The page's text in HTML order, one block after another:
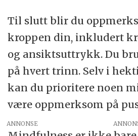
Til slutt blir du
kroppen din, inkludert
og ansiktsuttrykk. Du
på hvert trinn. Selv i
kan du prioritere noen
være oppmerksom på
ANNONSE